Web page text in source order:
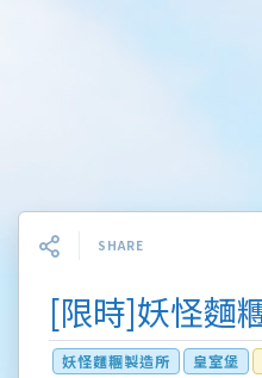
SHARE
[限時]妖怪麵
妖怪麵糰製造所 皇室堡